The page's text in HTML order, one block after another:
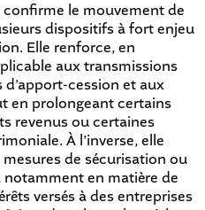
le mouvement de
dispositifs à fort enjeu
Elle renforce, en
aux transmissions
d’apport-cession et aux
en prolongeant certains
revenus ou certaines
À l’inverse, elle
de sécurisation ou
en matière de
versés à des entreprises